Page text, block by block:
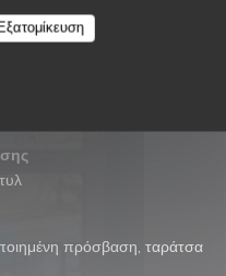
πρόσβαση, ταράτσα